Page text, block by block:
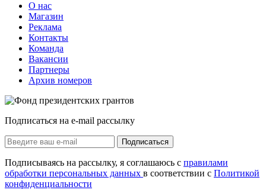
О нас
Магазин
Реклама
Контакты
Команда
Вакансии
Партнеры
Архив номеров
Подписаться на e-mail рассылку
Подписаться
Подписываясь на рассылку, я соглашаюсь с правилами
обработки персональных данных в соответствии с Политикой
конфиденциальности